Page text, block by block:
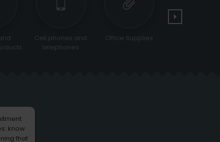
Cell phones and
telephones
Office Supplies
know
that